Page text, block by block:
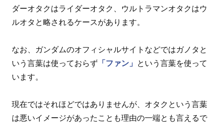
ダーオタクはライダーオタク、ウルトラマンオタクはウ
ルオタと略されるケースがあります。
なお、ガンダムのオフィシャルサイトなどではガノタと
いう言葉は使っておらず 「ファン」
という言葉を使って
います。
現在ではそれほどではありませんが、オタクという言葉
は悪いイメージがあったことも理由の一端とも言えるで